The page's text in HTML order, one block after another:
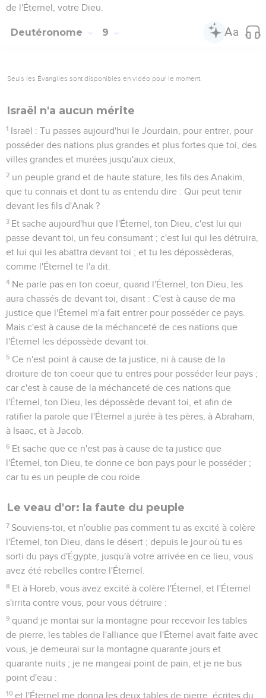
de l'Éternel, votre Dieu.
Deutéronome 9
Seuls les Évangiles sont disponibles en vidéo pour le moment.
Israël n'a aucun mérite
1 Israël : Tu passes aujourd'hui le Jourdain, pour entrer, pour
posséder des nations plus grandes et plus fortes que toi, des
villes grandes et murées jusqu'aux cieux,
2 un peuple grand et de haute stature, les fils des Anakim,
que tu connais et dont tu as entendu dire : Qui peut tenir
devant les fils d'Anak ?
3 Et sache aujourd'hui que l'Éternel, ton Dieu, c'est lui qui
passe devant toi, un feu consumant ; c'est lui qui les détruira,
et lui qui les abattra devant toi ; et tu les dépossèderas,
comme l'Éternel te l'a dit.
4 Ne parle pas en ton coeur, quand l'Éternel, ton Dieu, les
aura chassés de devant toi, disant : C'est à cause de ma
justice que l'Éternel m'a fait entrer pour posséder ce pays.
Mais c'est à cause de la méchanceté de ces nations que
l'Éternel les dépossède devant toi.
5 Ce n'est point à cause de ta justice, ni à cause de la
droiture de ton coeur que tu entres pour posséder leur pays ;
car c'est à cause de la méchanceté de ces nations que
l'Éternel, ton Dieu, les dépossède devant toi, et afin de
ratifier la parole que l'Éternel a jurée à tes pères, à Abraham,
à Isaac, et à Jacob.
6 Et sache que ce n'est pas à cause de ta justice que
l'Éternel, ton Dieu, te donne ce bon pays pour le posséder ;
car tu es un peuple de cou roide.
Le veau d'or: la faute du peuple
7 Souviens-toi, et n'oublie pas comment tu as excité à colère
l'Éternel, ton Dieu, dans le désert ; depuis le jour où tu es
sorti du pays d'Égypte, jusqu'à votre arrivée en ce lieu, vous
avez été rebelles contre l'Éternel.
8 Et à Horeb, vous avez excité à colère l'Éternel, et l'Éternel
s'irrita contre vous, pour vous détruire :
9 quand je montai sur la montagne pour recevoir les tables
de pierre, les tables de l'alliance que l'Éternel avait faite avec
vous, je demeurai sur la montagne quarante jours et
quarante nuits ; je ne mangeai point de pain, et je ne bus
point d'eau :
10 et l'Éternel me donna les deux tables de pierre, écrites du